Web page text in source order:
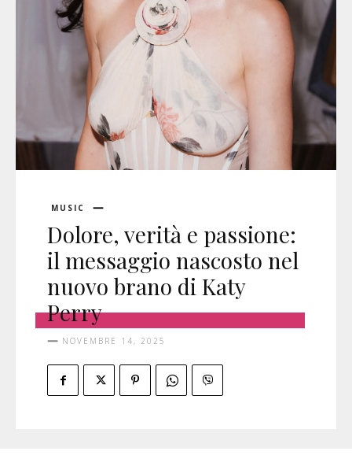
MUSIC
Dolore, verità e passione:
il messaggio nascosto nel
nuovo brano di Katy
Perry
NOVEMBRE 14, 2025